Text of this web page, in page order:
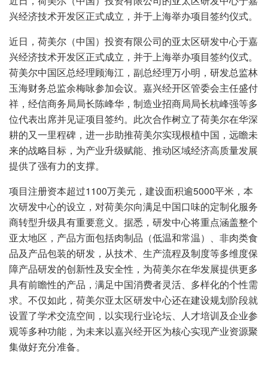
兴经济技术开发区正式成立，并于上海举办项目签约仪式。
近日，荷美尔（中国）投资有限公司的亚太区研发中心于嘉
兴经济技术开发区正式成立，并于上海举办项目签约仪式。
荷美尔中国区总经理顾海江，副总经理万小明，研发总监林
玉海财务总监余梅咏参加会议。嘉兴经开区管委会主任盛付
祥，经信商务局局长陈峰华，制造业招商局局长杭峰强等多
位代表出席并见证项目签约。此次合作树立了荷美尔在华深
耕的又一里程碑，进一步助推荷美尔实现根植中国，远瞻未
来的战略目标，为产业升级赋能、推动区域经济高质量发展
提供了强有力的支撑。
项目注册资本超过1100万美元，建设面积逾5000平米，本
次研发中心的设立，对荷美尔向满足中国口味的定制化服务
商转型升级具有重要意义。据悉，研发中心将重点涵盖整个
亚太地区，产品方面包括肉制品（低温和常温）、非肉类食
品及产品包装的研发，从技术、生产流程及制度等多维度保
障产品研发的创新性及安全性，为荷美尔在华发展提供更多
具有前瞻性的产品，满足中国消费者灵活、多样化的个性需
求。不仅如此，荷美尔亚太区研发中心还在建设规划阶段就
设置了学术交流空间，以实现行业论坛、人才培训及企业参
观等多种功能，为未来以嘉兴经开区为核心实现产业资源聚
集做好充分准备。